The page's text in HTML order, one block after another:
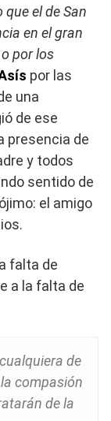
el de San
en el gran
por los
por las
una
de ese
presencia de
y todos
sentido de
el amigo
falta de
a la falta de
de
compasión
de la